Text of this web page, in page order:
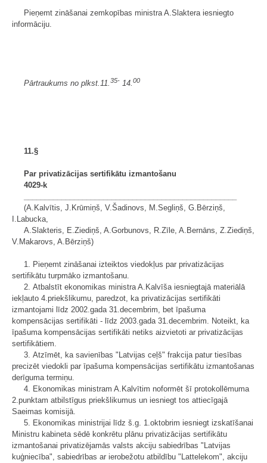
Pieņemt zināšanai zemkopības ministra A.Slaktera iesniegto
informāciju.
Pārtraukums no plkst.11.35- 14.00
11.§
Par privatizācijas sertifikātu izmantošanu
4029-k
(A.Kalvītis, J.Krūmiņš, V.Šadinovs, M.Segliņš, G.Bērziņš,
I.Labucka,
A.Slakteris, E.Ziediņš, A.Gorbunovs, R.Zīle, A.Bernāns, Z.Ziediņš,
V.Makarovs, A.Bērziņš)
1. Pieņemt zināšanai izteiktos viedokļus par privatizācijas
sertifikātu turpmāko izmantošanu.
2. Atbalstīt ekonomikas ministra A.Kalvīša iesniegtajā materiālā
iekļauto 4.priekšlikumu, paredzot, ka privatizācijas sertifikāti
izmantojami līdz 2002.gada 31.decembrim, bet īpašuma
kompensācijas sertifikāti - līdz 2003.gada 31.decembrim. Noteikt, ka
īpašuma kompensācijas sertifikāti netiks aizvietoti ar privatizācijas
sertifikātiem.
3. Atzīmēt, ka savienības "Latvijas ceļš" frakcija patur tiesības
precizēt viedokli par īpašuma kompensācijas sertifikātu izmantošanas
derīguma termiņu.
4. Ekonomikas ministram A.Kalvītim noformēt šī protokollēmuma
2.punktam atbilstīgus priekšlikumus un iesniegt tos attiecīgajā
Saeimas komisijā.
5. Ekonomikas ministrijai līdz š.g. 1.oktobrim iesniegt izskatīšanai
Ministru kabineta sēdē konkrētu plānu privatizācijas sertifikātu
izmantošanai privatizējamās valsts akciju sabiedrības "Latvijas
kuģniecība", sabiedrības ar ierobežotu atbildību "Lattelekom", akciju